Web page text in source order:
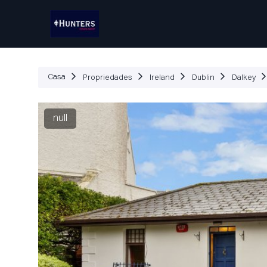
Casa Propriedades Ireland Dublin Dalkey
null